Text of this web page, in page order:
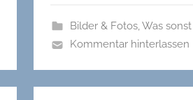
Bilder & Fotos,Was
Kommentar hinterlassen